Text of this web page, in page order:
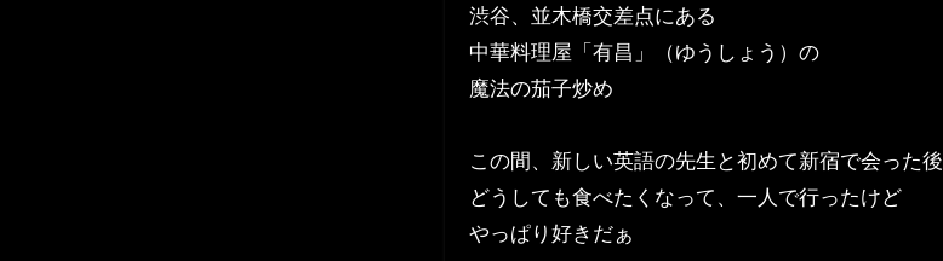
渋谷、並木橋交差点にある
中華料理屋「有昌」（ゆうしょう）の
魔法の茄子炒め
この間、新しい英語の先生と初めて新宿で会った後
どうしても食べたくなって、一人で行ったけど
やっぱり好きだぁ